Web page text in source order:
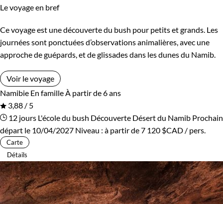
Le voyage en bref
Ce voyage est une découverte du bush pour petits et grands. Les
journées sont ponctuées d’observations animalières, avec une
approche de guépards, et de glissades dans les dunes du Namib.
Voir le voyage
Namibie En famille À partir de 6 ans
3,88 / 5
12 jours L'école du bush Découverte Désert du Namib Prochain
départ le 10/04/2027 Niveau : à partir de7 120 $CAD / pers.
Carte
Détails